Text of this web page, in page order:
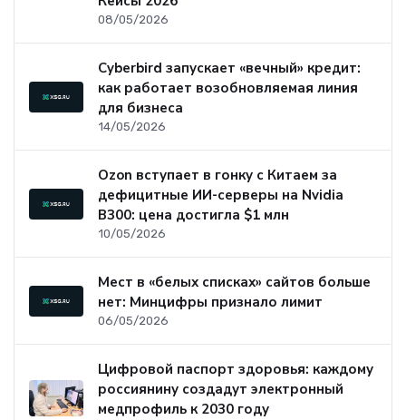
08/05/2026
Cyberbird запускает «вечный» кредит:
как работает возобновляемая линия
для бизнеса
14/05/2026
Ozon вступает в гонку с Китаем за
дефицитные ИИ-серверы на Nvidia
B300: цена достигла $1 млн
10/05/2026
Мест в «белых списках» сайтов больше
нет: Минцифры признало лимит
06/05/2026
Цифровой паспорт здоровья: каждому
россиянину создадут электронный
медпрофиль к 2030 году